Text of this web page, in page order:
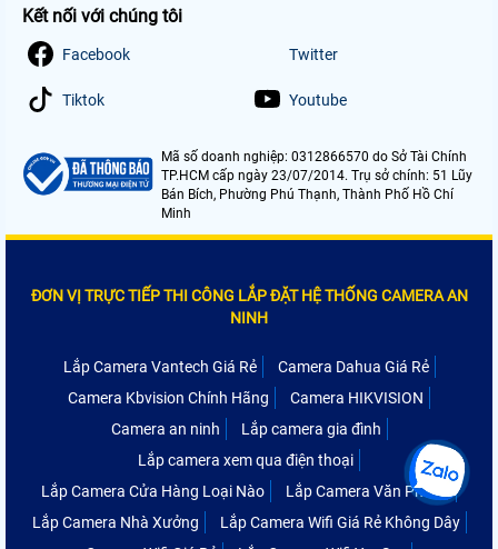
Kết nối với chúng tôi
Facebook Twitter
Tiktok Youtube
Mã số doanh nghiệp: 0312866570 do Sở Tài Chính
TP.HCM cấp ngày 23/07/2014. Trụ sở chính: 51 Lũy
Bán Bích, Phường Phú Thạnh, Thành Phố Hồ Chí
Minh
ĐƠN VỊ TRỰC TIẾP THI CÔNG LẮP ĐẶT HỆ THỐNG CAMERA AN
NINH
Lắp Camera Vantech Giá Rẻ
Camera Dahua Giá Rẻ
Camera Kbvision Chính Hãng
Camera HIKVISION
Camera an ninh
Lắp camera gia đình
Lắp camera xem qua điện thoại
Lắp Camera Cửa Hàng Loại Nào
Lắp Camera Văn Phòng
Lắp Camera Nhà Xưởng
Lắp Camera Wifi Giá Rẻ Không Dây